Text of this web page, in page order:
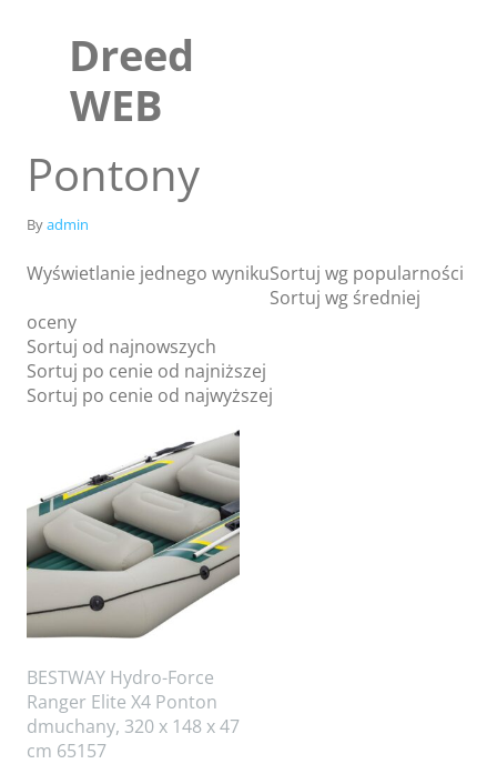
Dreed
WEB
Sklep
Pontony
Byadmin
Wyświetlanie jednego wynikuSortuj wg popularności
Sortuj wg średniej
oceny
Sortuj od najnowszych
Sortuj po cenie od najniższej
Sortuj po cenie od najwyższej
BESTWAY Hydro-Force
Ranger Elite X4 Ponton
dmuchany, 320 x 148 x 47
cm 65157